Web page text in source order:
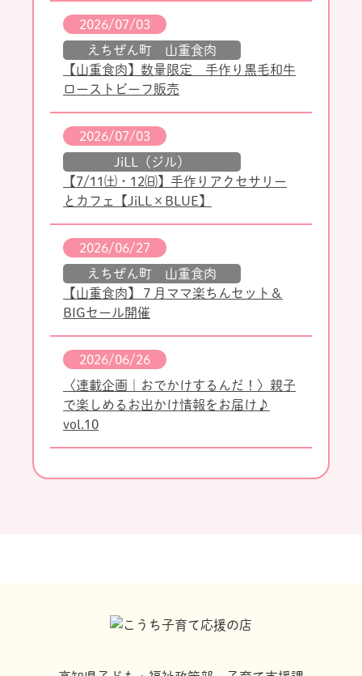
2026/07/03
えちぜん町 山重食肉
【山重食肉】数量限定 手作り黒毛和牛
ローストビーフ販売
2026/07/03
JiLL（ジル）
【7/11㈯・12㈰】手作りアクセサリー
とカフェ【JiLL×BLUE】
2026/06/27
えちぜん町 山重食肉
【山重食肉】７月ママ楽ちんセット＆
BIGセール開催
2026/06/26
〈連載企画｜おでかけするんだ！〉親子
で楽しめるお出かけ情報をお届け♪
vol.10